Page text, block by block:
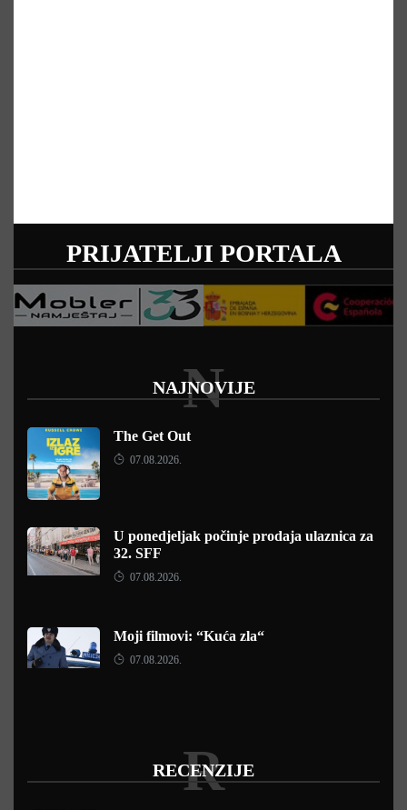
PRIJATELJI PORTALA
NAJNOVIJE
N
The Get Out
07.08.2026.
U ponedjeljak počinje prodaja ulaznica za
32. SFF
07.08.2026.
Moji filmovi: “Kuća zla“
07.08.2026.
RECENZIJE
R